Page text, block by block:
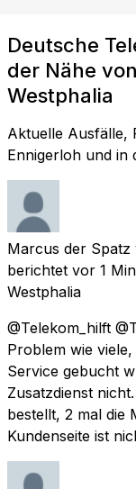
Deutsche
der Nähe
Westphalia
Aktuelle Ausfälle,
Ennigerloh und in
Marcus der Spatz
berichtet vor 1
Westphalia
@Telekom_hilft
Problem wie
Service gebucht
Zusatzdienst
bestellt, 2 mal die
Kundenseite ist